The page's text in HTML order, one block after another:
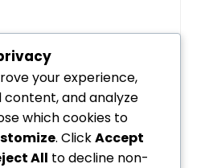
your experience,
and analyze
which cookies to
. ClickAccept
All to decline non-